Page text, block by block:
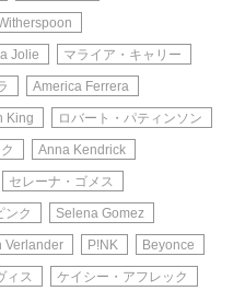
Jolie マライア・キャリー
America Ferrera
King ロバート・パティンソン
Anna Kendrick
セレーナ・ゴメス
ンク Selena Gomez
Verlander P!NK Beyonce
ィス ケイシー・アフレック